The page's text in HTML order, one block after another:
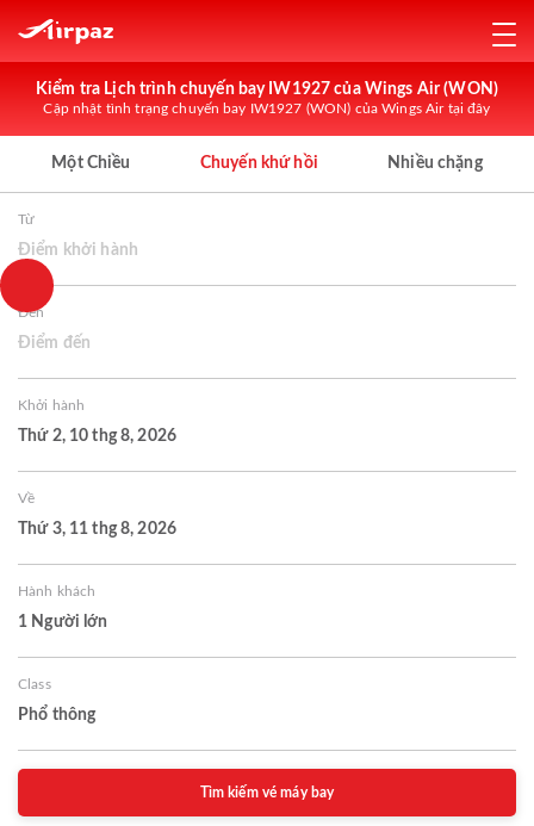
Kiểm tra Lịch trình chuyến bay IW1927 của Wings Air (WON)
Cập nhật tình trạng chuyến bay IW1927 (WON) của Wings Air tại đây
Một Chiều Chuyến khứ hồi Nhiều chặng
Từ
Điểm khởi hành
Đến
Điểm đến
Khởi hành
Thứ 2, 10 thg 8, 2026
Về
Thứ 3, 11 thg 8, 2026
Hành khách
1 Người lớn
Class
Phổ thông
Tìm kiếm vé máy bay